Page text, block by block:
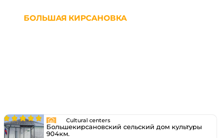
БОЛЬШАЯ КИРСАНОВКА
Cultural centers
Большекирсановский сельский дом культуры
904км.